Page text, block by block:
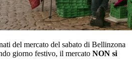
del mercato del sabato di Bellinzona
giorno festivo, il mercato NON si